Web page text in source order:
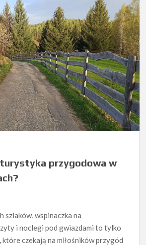
przygodowa w
szlaków, wspinaczka na
i noclegi pod gwiazdami to tylko
czekają na miłośników przygód